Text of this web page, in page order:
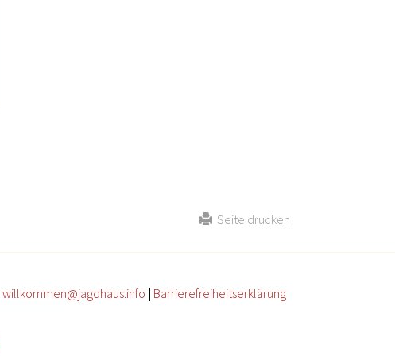
Seite drucken
willkommen@jagdhaus.info | Barrierefreiheitserklärung